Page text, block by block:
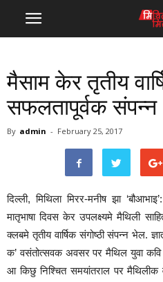
मैसाम केर तृतीय
सफलतापूर्वक संपन्न
By admin - February 25, 2017
दिल्ली, मिथिला मिरर-मनीष झा
मातृभाषा दिवस केर उपलक्ष्यमे मैथिली
क्लबमे तृतीय वार्षिक संगोष्ठी संपन्न भेल.
क’ वसंतोत्सवक अवसर पर मैथिल युवा कवि
आ किछु निश्चित समयांतराल पर